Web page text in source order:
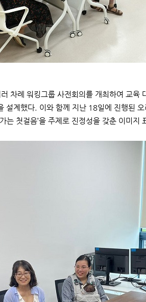
차례 워킹그룹 사전회의를 개최하여 교육
설계했다. 이와 함께 지난 18일에 진행된
는 첫걸음’을 주제로 진정성을 갖춘 이미지